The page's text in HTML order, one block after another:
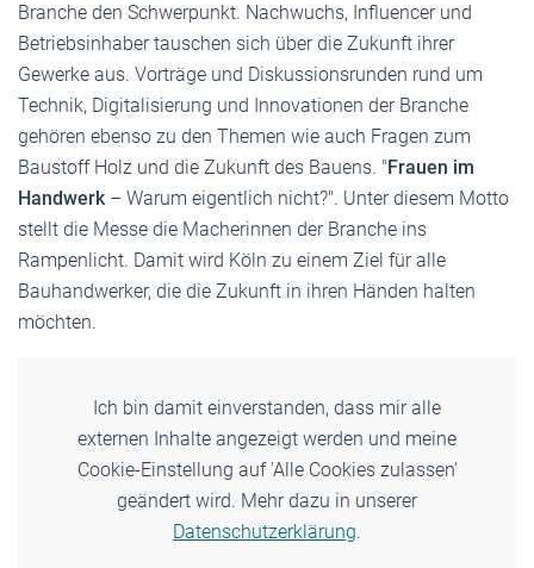
Branche den Schwerpunkt. Nachwuchs, Influencer und
Betriebsinhaber tauschen sich über die Zukunft ihrer
Gewerke aus. Vorträge und Diskussionsrunden rund um
Technik, Digitalisierung und Innovationen der Branche
gehören ebenso zu den Themen wie auch Fragen zum
Baustoff Holz und die Zukunft des Bauens. " Frauen im
Handwerk– Warum eigentlich nicht?". Unter diesem Motto
stellt die Messe die Macherinnen der Branche ins
Rampenlicht. Damit wird Köln zu einem Ziel für alle
Bauhandwerker, die die Zukunft in ihren Händen halten
möchten.
Ich bin damit einverstanden, dass mir alle
externen Inhalte angezeigt werden und meine
Cookie-Einstellung auf 'Alle Cookies zulassen'
geändert wird. Mehr dazu in unserer
Datenschutzerklärung.